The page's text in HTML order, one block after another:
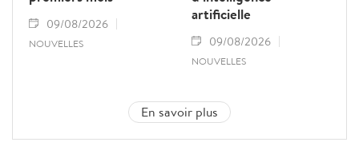
09/08/2026
NOUVELLES
artificielle
09/08/2026
NOUVELLES
En savoir plus